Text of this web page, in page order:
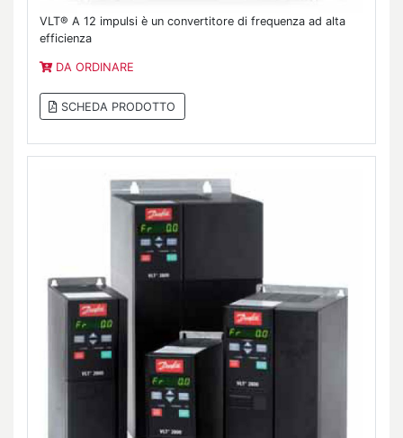
VLT® A 12 impulsi è un convertitore di frequenza ad alta
efficienza
DA ORDINARE
SCHEDA PRODOTTO